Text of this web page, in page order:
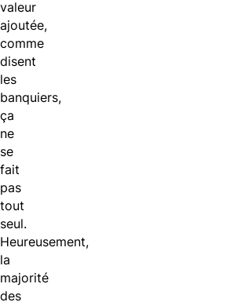
valeur
ajoutée,
comme
disent
les
banquiers,
ça
ne
se
fait
pas
tout
seul.
Heureusement,
la
majorité
des